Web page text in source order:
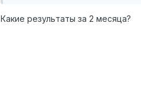
Какие результаты за 2 месяца?